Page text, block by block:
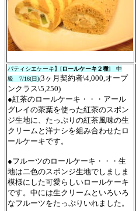
パティシエケーキ】 [ロールケーキ２種]
中
級 7/16(日)(3ヶ月契約者\4,000,オープ
ンクラス\5,250)
●紅茶のロールケーキ・・・アール
グレイの茶葉を使った紅茶のスポン
ジ生地に、たっぷりの紅茶風味の生
クリームと洋ナシを組み合わせたロ
ールケーキです。
●フルーツのロールケーキ・・・生
地は二色のスポンジ生地でしましま
模様にした可愛らしいロールケーキ
です。中には生クリームといろいろ
なフルーツをたっぷりいれました。